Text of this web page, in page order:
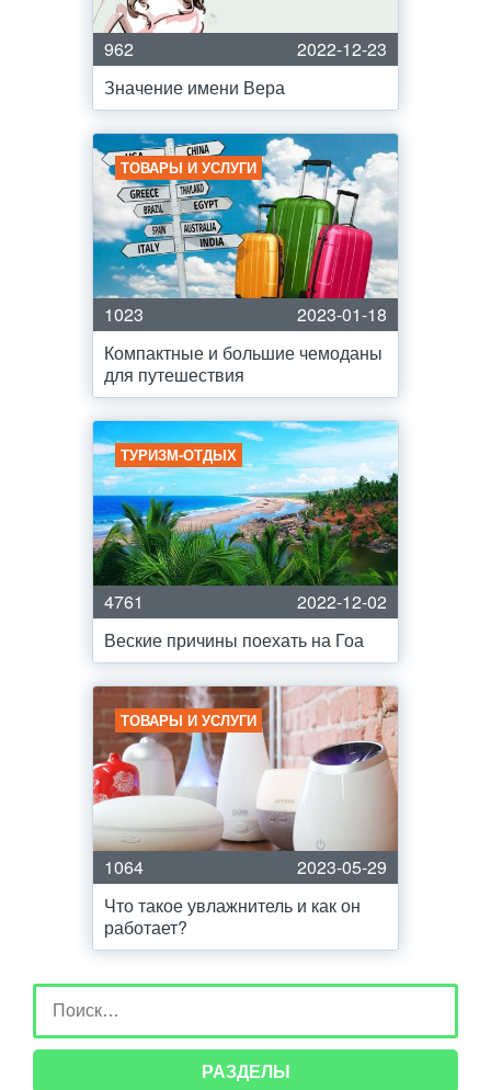
962
2022-12-23
Значение имени Вера
ТОВАРЫ И УСЛУГИ
1023
2023-01-18
Компактные и большие чемоданы
для путешествия
ТУРИЗМ-ОТДЫХ
4761
2022-12-02
Веские причины поехать на Гоа
ТОВАРЫ И УСЛУГИ
1064
2023-05-29
Что такое увлажнитель и как он
работает?
РАЗДЕЛЫ